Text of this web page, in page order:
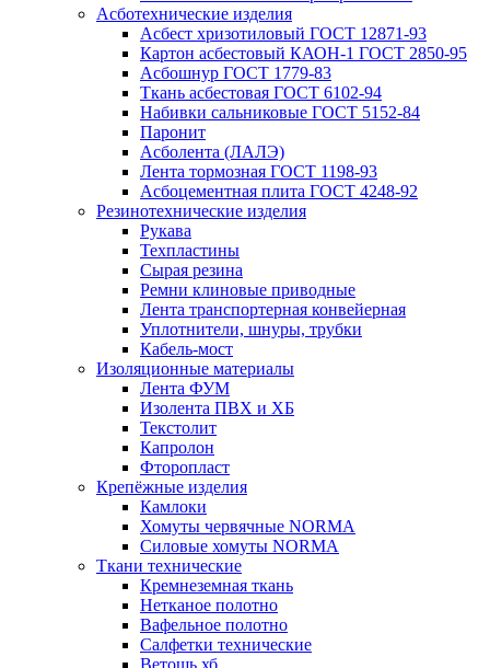
Асботехнические изделия
Асбест хризотиловый ГОСТ 12871-93
Картон aсбестовый КАОН-1 ГОСТ 2850-95
Асбошнур ГОСТ 1779-83
Ткань асбестовая ГОСТ 6102-94
Набивки сальниковые ГОСТ 5152-84
Паронит
Асболента (ЛАЛЭ)
Лента тормозная ГОСТ 1198-93
Асбоцементная плита ГОСТ 4248-92
Резинотехнические изделия
Рукава
Техпластины
Сырая резина
Ремни клиновые приводные
Лента транспортерная конвейерная
Уплотнители, шнуры, трубки
Кабель-мост
Изоляционные материалы
Лента ФУМ
Изолента ПВХ и ХБ
Текстолит
Капролон
Фторопласт
Крепёжные изделия
Камлоки
Хомуты червячные NORMA
Силовые хомуты NORMA
Ткани технические
Кремнеземная ткань
Нетканое полотно
Вафельное полотно
Салфетки технические
Ветошь хб